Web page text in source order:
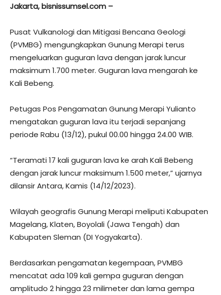
Jakarta, bisnissumsel.com –
Pusat Vulkanologi dan Mitigasi Bencana Geologi
(PVMBG) mengungkapkan Gunung Merapi terus
mengeluarkan guguran lava dengan jarak luncur
maksimum 1.700 meter. Guguran lava mengarah ke
Kali Bebeng.
Petugas Pos Pengamatan Gunung Merapi Yulianto
mengatakan guguran lava itu terjadi sepanjang
periode Rabu (13/12), pukul 00.00 hingga 24.00 WIB.
“Teramati 17 kali guguran lava ke arah Kali Bebeng
dengan jarak luncur maksimum 1.500 meter,” ujarnya
dilansir Antara, Kamis (14/12/2023).
Wilayah geografis Gunung Merapi meliputi Kabupaten
Magelang, Klaten, Boyolali (Jawa Tengah) dan
Kabupaten Sleman (DI Yogyakarta).
Berdasarkan pengamatan kegempaan, PVMBG
mencatat ada 109 kali gempa guguran dengan
amplitudo 2 hingga 23 milimeter dan lama gempa